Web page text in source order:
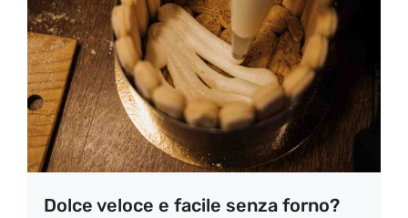
Dolce veloce e facile senza forno?